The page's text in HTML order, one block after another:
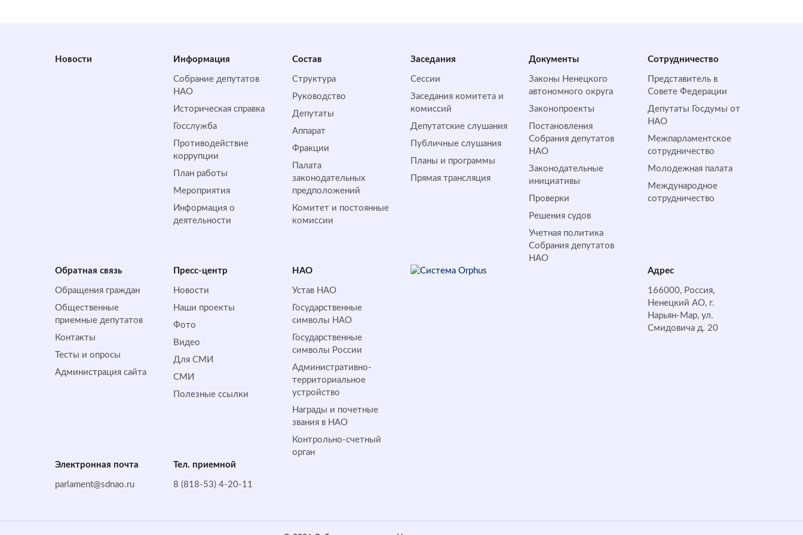
Новости Информация
Собрание депутатов
НАО
Историческая справка
Госслужба
Противодействие
коррупции
План работы
Мероприятия
Информация о
деятельности
Состав
Структура
Руководство
Депутаты
Аппарат
Фракции
Палата
законодательных
предположений
Комитет и постоянные
комиссии
Заседания
Сессии
Заседания комитета и
комиссий
Депутатские слушания
Публичные слушания
Планы и программы
Прямая трансляция
Документы
Законы Ненецкого
автономного округа
Законопроекты
Постановления
Собрания депутатов
НАО
Законодательные
инициативы
Проверки
Решения судов
Учетная политика
Собрания депутатов
НАО
Сотрудничество
Представитель в
Совете Федерации
Депутаты Госдумы от
НАО
Межпарламентское
сотрудничество
Молодежная палата
Международное
сотрудничество
Обратная cвязь
Обращения граждан
Общественные
приемные депутатов
Контакты
Тесты и опросы
Администрация сайта
Пресс-центр
Новости
Наши проекты
Фото
Видео
Для СМИ
СМИ
Полезные ссылки
НАО
Устав НАО
Государственные
символы НАО
Государственные
символы России
Административно-
территориальное
устройство
Награды и почетные
звания в НАО
Контрольно-счетный
орган
Адрес
166000, Россия,
Ненецкий АО, г.
Нарьян-Мар, ул.
Смидовича д. 20
Электронная почта
parlament@sdnao.ru
Тел. приемной
8 (818-53) 4-20-11